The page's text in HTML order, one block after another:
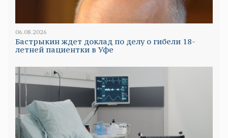
06.08.2026
Бастрыкин ждет доклад по делу о гибели 18-
летней пациентки в Уфе